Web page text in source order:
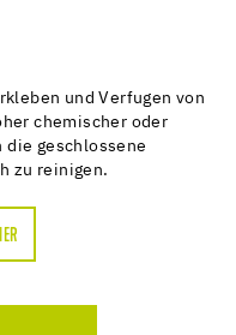
und Verfugen von
chemischer oder
die geschlossene
zu reinigen.